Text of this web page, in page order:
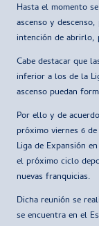
Hasta el momento
ascenso y
intención de abrirlo,
Cabe destacar que
inferior a los de la
ascenso puedan
Por ello y de
próximo viernes 6
Liga de Expansión
el próximo ciclo
nuevas franquicias.
Dicha reunión se
se encuentra en el